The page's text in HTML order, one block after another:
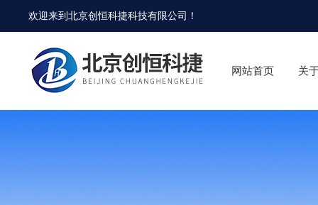
欢迎来到北京创恒科捷科技有限公司 ！
网站首页 关